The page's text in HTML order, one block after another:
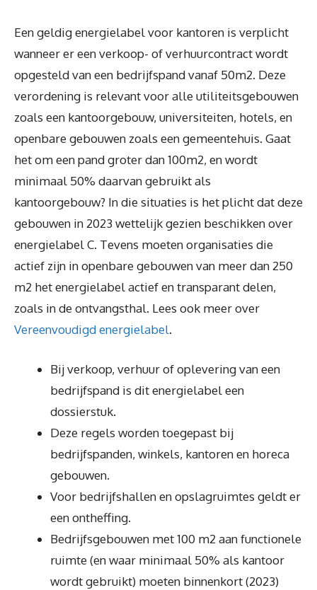
Een geldig energielabel voor kantoren is verplicht
wanneer er een verkoop- of verhuurcontract wordt
opgesteld van een bedrijfspand vanaf 50m2. Deze
verordening is relevant voor alle utiliteitsgebouwen
zoals een kantoorgebouw, universiteiten, hotels, en
openbare gebouwen zoals een gemeentehuis. Gaat
het om een pand groter dan 100m2, en wordt
minimaal 50% daarvan gebruikt als
kantoorgebouw? In die situaties is het plicht dat deze
gebouwen in 2023 wettelijk gezien beschikken over
energielabel C. Tevens moeten organisaties die
actief zijn in openbare gebouwen van meer dan 250
m2 het energielabel actief en transparant delen,
zoals in de ontvangsthal. Lees ook meer over
Vereenvoudigd energielabel.
Bij verkoop, verhuur of oplevering van een
bedrijfspand is dit energielabel een
dossierstuk.
Deze regels worden toegepast bij
bedrijfspanden, winkels, kantoren en horeca
gebouwen.
Voor bedrijfshallen en opslagruimtes geldt er
een ontheffing.
Bedrijfsgebouwen met 100 m2 aan functionele
ruimte (en waar minimaal 50% als kantoor
wordt gebruikt) moeten binnenkort (2023)